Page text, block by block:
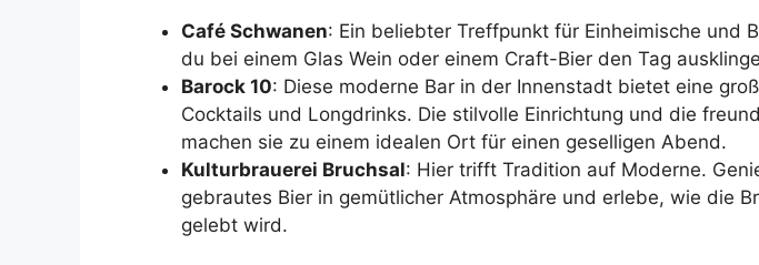
Café Schwanen: Ein beliebter Treffpunkt für Einheimische und
du bei einem Glas Wein oder einem Craft-Bier den Tag
Barock 10: Diese moderne Bar in der Innenstadt bietet eine
Cocktails und Longdrinks. Die stilvolle Einrichtung und die
machen sie zu einem idealen Ort für einen geselligen Abend.
Kulturbrauerei Bruchsal: Hier trifft Tradition auf Moderne.
gebrautes Bier in gemütlicher Atmosphäre und erlebe, wie die
gelebt wird.